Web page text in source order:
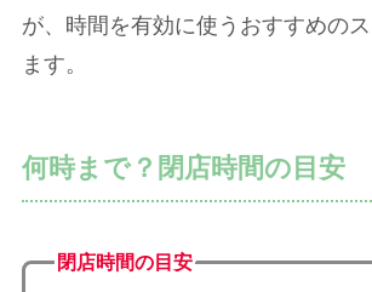
が、時間を有効に使うおすすめの
ます。
何時まで？閉店時間の目安
閉店時間の目安